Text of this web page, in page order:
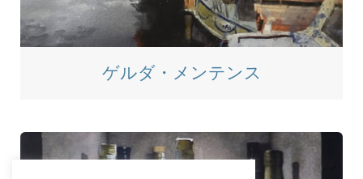
ゲルダ・メンテンス